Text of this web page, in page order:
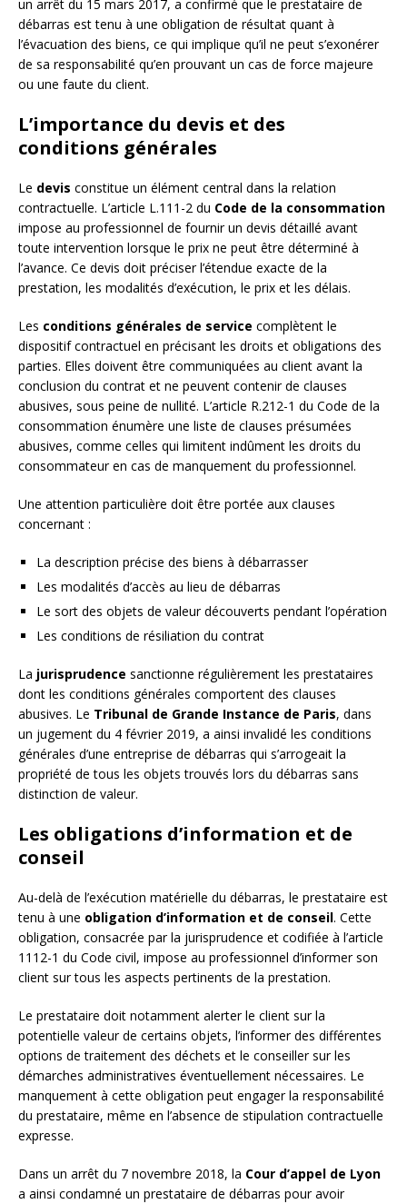
un arrêt du 15 mars 2017, a confirmé que le prestataire de
débarras est tenu à une obligation de résultat quant à
l’évacuation des biens, ce qui implique qu’il ne peut s’exonérer
de sa responsabilité qu’en prouvant un cas de force majeure
ou une faute du client.
L’importance du devis et des
conditions générales
Le devis constitue un élément central dans la relation
contractuelle. L’article L.111-2 du Code de la consommation
impose au professionnel de fournir un devis détaillé avant
toute intervention lorsque le prix ne peut être déterminé à
l’avance. Ce devis doit préciser l’étendue exacte de la
prestation, les modalités d’exécution, le prix et les délais.
Les conditions générales de service complètent le
dispositif contractuel en précisant les droits et obligations des
parties. Elles doivent être communiquées au client avant la
conclusion du contrat et ne peuvent contenir de clauses
abusives, sous peine de nullité. L’article R.212-1 du Code de la
consommation énumère une liste de clauses présumées
abusives, comme celles qui limitent indûment les droits du
consommateur en cas de manquement du professionnel.
Une attention particulière doit être portée aux clauses
concernant :
La description précise des biens à débarrasser
Les modalités d’accès au lieu de débarras
Le sort des objets de valeur découverts pendant l’opération
Les conditions de résiliation du contrat
La jurisprudence sanctionne régulièrement les prestataires
dont les conditions générales comportent des clauses
abusives. Le Tribunal de Grande Instance de Paris, dans
un jugement du 4 février 2019, a ainsi invalidé les conditions
générales d’une entreprise de débarras qui s’arrogeait la
propriété de tous les objets trouvés lors du débarras sans
distinction de valeur.
Les obligations d’information et de
conseil
Au-delà de l’exécution matérielle du débarras, le prestataire est
tenu à une obligation d’information et de conseil. Cette
obligation, consacrée par la jurisprudence et codifiée à l’article
1112-1 du Code civil, impose au professionnel d’informer son
client sur tous les aspects pertinents de la prestation.
Le prestataire doit notamment alerter le client sur la
potentielle valeur de certains objets, l’informer des différentes
options de traitement des déchets et le conseiller sur les
démarches administratives éventuellement nécessaires. Le
manquement à cette obligation peut engager la responsabilité
du prestataire, même en l’absence de stipulation contractuelle
expresse.
Dans un arrêt du 7 novembre 2018, la Cour d’appel de Lyon
a ainsi condamné un prestataire de débarras pour avoir